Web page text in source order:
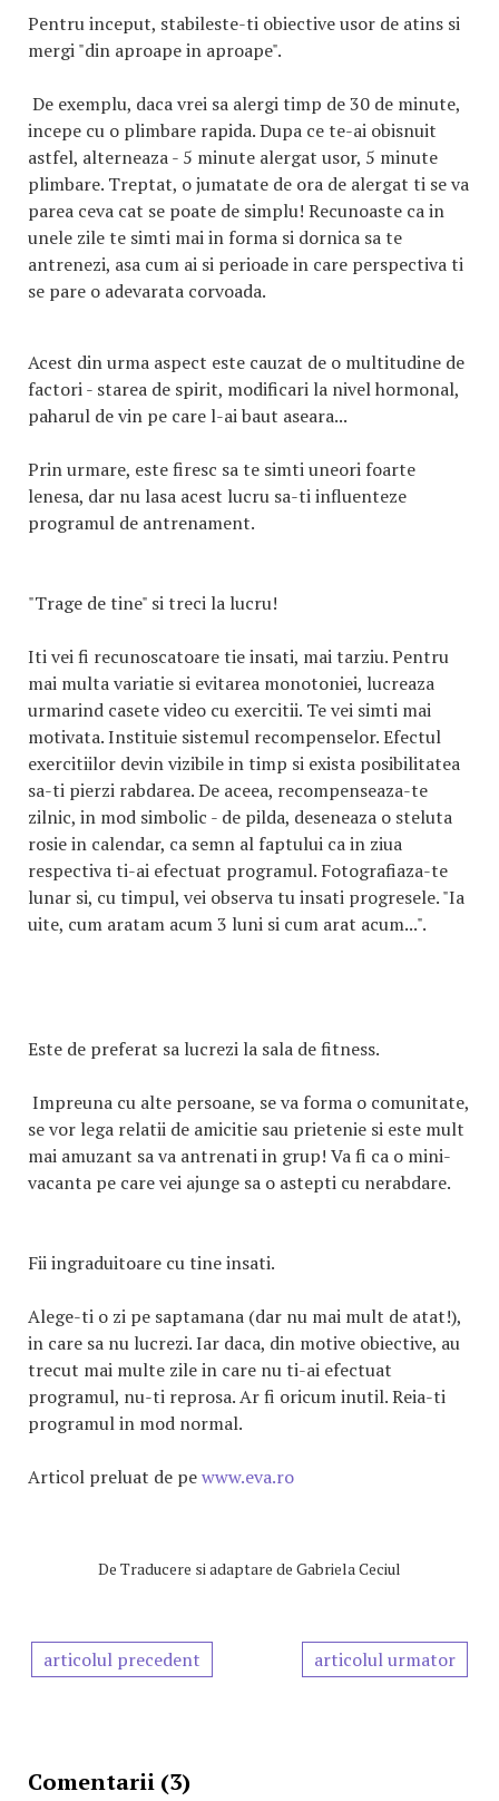
Pentru inceput, stabileste-ti obiective usor de atins si
mergi "din aproape in aproape".
De exemplu, daca vrei sa alergi timp de 30 de minute,
incepe cu o plimbare rapida. Dupa ce te-ai obisnuit
astfel, alterneaza - 5 minute alergat usor, 5 minute
plimbare. Treptat, o jumatate de ora de alergat ti se va
parea ceva cat se poate de simplu! Recunoaste ca in
unele zile te simti mai in forma si dornica sa te
antrenezi, asa cum ai si perioade in care perspectiva ti
se pare o adevarata corvoada.
Acest din urma aspect este cauzat de o multitudine de
factori - starea de spirit, modificari la nivel hormonal,
paharul de vin pe care l-ai baut aseara...
Prin urmare, este firesc sa te simti uneori foarte
lenesa, dar nu lasa acest lucru sa-ti influenteze
programul de antrenament.
"Trage de tine" si treci la lucru!
Iti vei fi recunoscatoare tie insati, mai tarziu. Pentru
mai multa variatie si evitarea monotoniei, lucreaza
urmarind casete video cu exercitii. Te vei simti mai
motivata. Instituie sistemul recompenselor. Efectul
exercitiilor devin vizibile in timp si exista posibilitatea
sa-ti pierzi rabdarea. De aceea, recompenseaza-te
zilnic, in mod simbolic - de pilda, deseneaza o steluta
rosie in calendar, ca semn al faptului ca in ziua
respectiva ti-ai efectuat programul. Fotografiaza-te
lunar si, cu timpul, vei observa tu insati progresele. "Ia
uite, cum aratam acum 3 luni si cum arat acum...".
Este de preferat sa lucrezi la sala de fitness.
Impreuna cu alte persoane, se va forma o comunitate,
se vor lega relatii de amicitie sau prietenie si este mult
mai amuzant sa va antrenati in grup! Va fi ca o mini-
vacanta pe care vei ajunge sa o astepti cu nerabdare.
Fii ingraduitoare cu tine insati.
Alege-ti o zi pe saptamana (dar nu mai mult de atat!),
in care sa nu lucrezi. Iar daca, din motive obiective, au
trecut mai multe zile in care nu ti-ai efectuat
programul, nu-ti reprosa. Ar fi oricum inutil. Reia-ti
programul in mod normal.
Articol preluat de pewww.eva.ro
De Traducere si adaptare de Gabriela Ceciul
articolul precedent articolul urmator
Comentarii (3)